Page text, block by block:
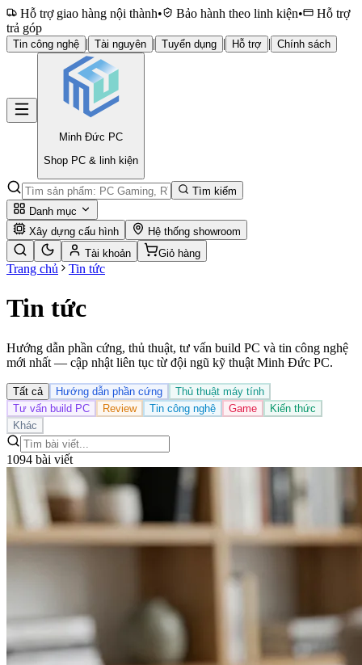
Hỗ trợ giao hàng nội thành• Bảo hành theo linh kiện•
Hỗ trợ
trả góp
Tin công nghệ | Tài nguyên | Tuyển dụng | Hỗ trợ | Chính sách
Minh Đức PC
Shop PC & linh kiện
Tìm kiếm
Danh mục
Xây dựng cấu hình
Hệ thống showroom
Tài khoản
Giỏ hàng
Trang chủ Tin tức
Tin tức
Hướng dẫn phần cứng, thủ thuật, tư vấn build PC và tin công nghệ
mới nhất — cập nhật liên tục từ đội ngũ kỹ thuật Minh Đức PC.
Tất cả Hướng dẫn phần cứng
Thủ thuật máy tính
Tư vấn build PC
Review Tin công nghệ Game
Kiến thức
Khác
1094 bài viết